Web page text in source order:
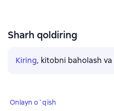
Sharh qoldiring
Kiring, kitobni baholash
Onlayn o`qish